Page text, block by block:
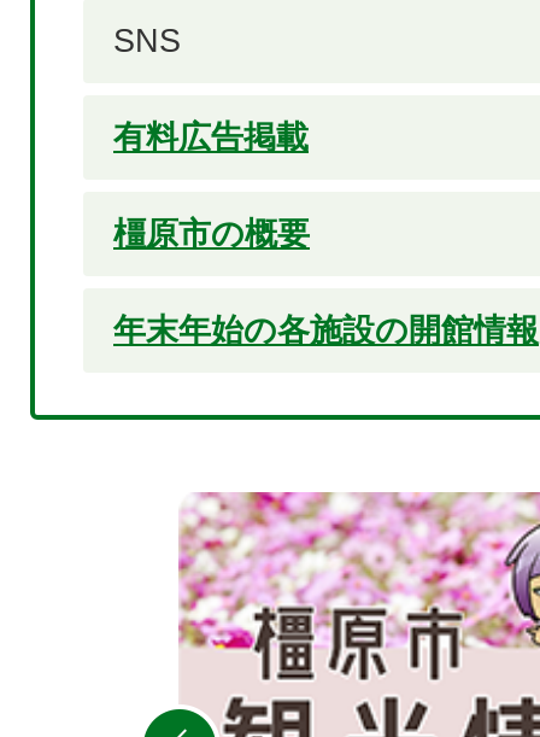
SNS
有料広告掲載
橿原市の概要
年末年始の各施設の開館情報
4
枚
目
の
ス